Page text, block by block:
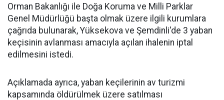
Orman Bakanlığı ile Doğa Koruma ve Milli Parklar
Genel Müdürlüğü başta olmak üzere ilgili kurumlara
çağrıda bulunarak, Yüksekova ve Şemdinli'de 3 yaban
keçisinin avlanması amacıyla açılan ihalenin iptal
edilmesini istedi.
Açıklamada ayrıca, yaban keçilerinin av turizmi
kapsamında öldürülmek üzere satılması